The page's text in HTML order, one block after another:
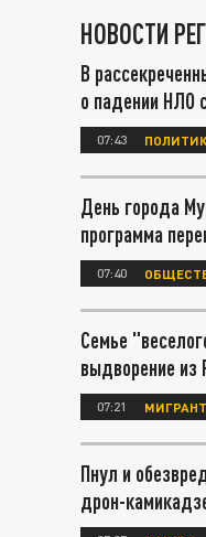
НОВОСТИ
В
о падении НЛО
07:43
День города
программа
07:40
Семье
выдворение из
07:21
Пнул и
дрон-